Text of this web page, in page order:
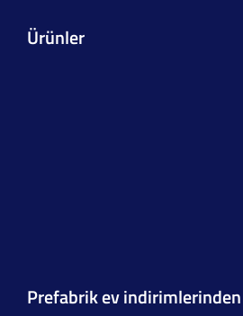
Ürünler
Prefabrik ev